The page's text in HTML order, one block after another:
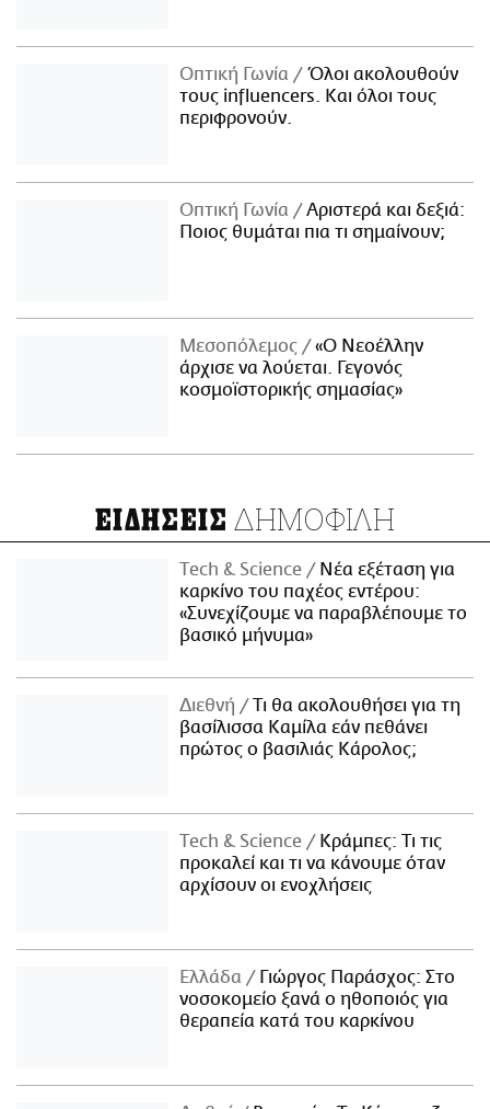
Οπτική Γωνία
Όλοι ακολουθούν
τους influencers. Και όλοι τους
περιφρονούν.
Οπτική Γωνία
Αριστερά και δεξιά:
Ποιος θυμάται πια τι σημαίνουν;
Μεσοπόλεμος
«Ο Νεοέλλην
άρχισε να λούεται. Γεγονός
κοσμοϊστορικής σημασίας»
ΕΙΔΗΣΕΙΣ ΔΗΜΟΦΙΛΗ
Τech & Science
Νέα εξέταση για
καρκίνο του παχέος εντέρου:
«Συνεχίζουμε να παραβλέπουμε το
βασικό μήνυμα»
Διεθνή
Τι θα ακολουθήσει για τη
βασίλισσα Καμίλα εάν πεθάνει
πρώτος ο βασιλιάς Κάρολος;
Τech & Science
Κράμπες: Τι τις
προκαλεί και τι να κάνουμε όταν
αρχίσουν οι ενοχλήσεις
Ελλάδα
Γιώργος Παράσχος: Στο
νοσοκομείο ξανά ο ηθοποιός για
θεραπεία κατά του καρκίνου